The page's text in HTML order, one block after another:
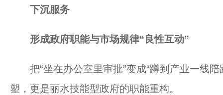
下沉服务
形成政府职能与市场规律“良性互动”
把“坐在办公室里审批”变成“蹲到产业一线陪
塑，更是丽水技能型政府的职能重构。